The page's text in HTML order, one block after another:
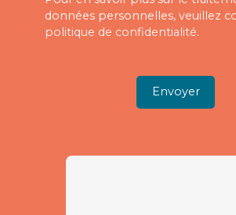
données personnelles, veuillez
politique de confidentialité.
Envoyer